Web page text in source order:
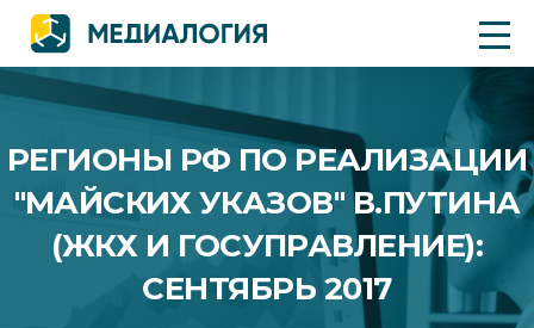
РЕГИОНЫ РФ ПО РЕАЛИЗАЦИИ
"МАЙСКИХ УКАЗОВ" В.ПУТИНА
(ЖКХ И ГОСУПРАВЛЕНИЕ):
СЕНТЯБРЬ 2017